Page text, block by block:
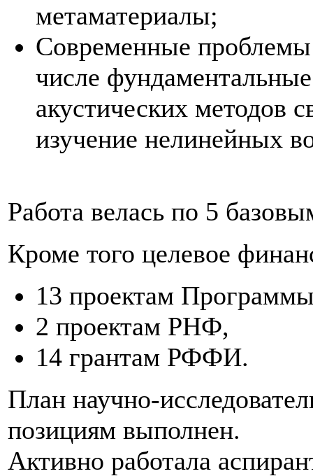
метаматериалы;
Современные
числе
акустических методов
изучение нелинейных
Работа велась по 5
Кроме того целевое
13 проектам
2 проектам РНФ,
14 грантам РФФИ.
План научно-
позициям выполнен.
Активно работала